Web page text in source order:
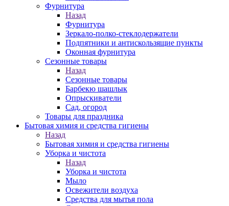
Фурнитура
Назад
Фурнитура
Зеркало-полко-стеклодержатели
Подпятники и антискользящие пункты
Оконная фурнитура
Сезонные товары
Назад
Сезонные товары
Барбекю шашлык
Опрыскиватели
Сад, огород
Товары для праздника
Бытовая химия и средства гигиены
Назад
Бытовая химия и средства гигиены
Уборка и чистота
Назад
Уборка и чистота
Мыло
Освежители воздуха
Средства для мытья пола